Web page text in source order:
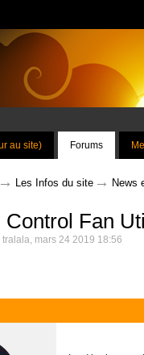
au site) Forums
→ Les Infos du site → News
Control Fan
tralala, mars 24 2019 18:56